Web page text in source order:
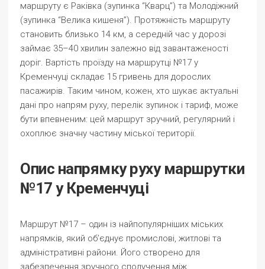
маршруту є Раківка (зупинка “Кварц”) та Молодіжний
(зупинка “Велика кишеня”). Протяжність маршруту
становить близько 14 км, а середній час у дорозі
займає 35–40 хвилин залежно від завантаженості
доріг. Вартість проїзду на маршрутці №17 у
Кременчуці складає 15 гривень для дорослих
пасажирів. Таким чином, кожен, хто шукає актуальні
дані про напрям руху, перелік зупинок і тариф, може
бути впевненим: цей маршрут зручний, регулярний і
охоплює значну частину міської території.
Опис напрямку руху маршрутки
№17 у Кременчуці
Маршрут №17 – один із найпопулярніших міських
напрямків, який об’єднує промислові, житлові та
адміністративні райони. Його створено для
забезпечення зручного сполучення між